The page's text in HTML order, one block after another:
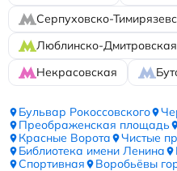
Серпуховско-
Люблинско-Дмитровская
Некрасовская
Бульвар Рокоссовского
Преображенская площадь
Красные Ворота
Чистые
Библиотека имени Ленина
Спортивная
Воробьёвы